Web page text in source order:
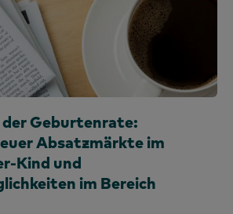
Republik
der Geburtenrate:
Absatzmärkte im
Kind und
im Bereich